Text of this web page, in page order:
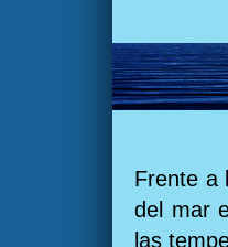
Frente a
del mar
las